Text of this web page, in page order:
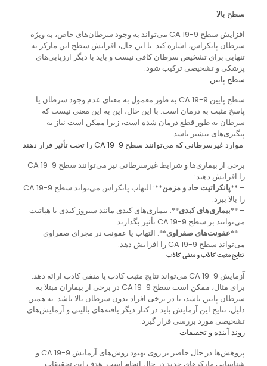
سطح بالا
افزایش سطح CA 19-9 می‌تواند به وجود سرطان‌های خاص، به ویژه
سرطان پانکراس، اشاره کند. با این حال، افزایش سطح این مارکر به
تنهایی برای تشخیص سرطان کافی نیست و باید با دیگر ارزیابی‌های
پزشکی و تشخیصی ترکیب شود.
سطح پایین
سطح پایین CA 19-9 به طور معمول به معنای عدم وجود سرطان یا
پاسخ مثبت به درمان است. با این حال، این به این معنی نیست که
سرطان به طور قطع درمان شده است، زیرا ممکن است نیاز به
پیگیری‌های بیشتر باشد.
موارد غیرسرطانی که می‌توانند سطح CA 19-9 را تحت تأثیر قرار دهند
برخی از بیماری‌ها و شرایط غیرسرطانی نیز می‌توانند سطح CA 19-9
را افزایش دهند:
– **پانکراتیت حاد و مزمن
**: التهاب پانکراس می‌تواند سطح CA 19-9
را بالا ببرد.
– **بیماری‌های کبدی**: بیماری‌های کبدی مانند سیروز کبدی یا هپاتیت
می‌توانند بر سطح CA 19-9 تأثیر بگذارند.
– **عفونت‌های صفراوی**: التهاب یا عفونت در مجرای صفراوی
می‌تواند سطح CA 19-9 را افزایش دهد.
نتایج مثبت کاذب و منفی کاذب
آزمایش CA 19-9 می‌تواند نتایج مثبت کاذب یا منفی کاذب ارائه دهد.
برای مثال، ممکن است سطح CA 19-9 در برخی از بیماران مبتلا به
سرطان پایین باشد، یا در برخی افراد بدون سرطان بالا باشد. به همین
دلیل، نتایج این آزمایش باید در کنار دیگر یافته‌های بالینی و آزمایش‌های
تشخیصی مورد بررسی قرار گیرد.
روند آینده و تحقیقات
پژوهش‌ها در حال حاضر بر روی بهبود روش‌های آزمایش CA 19-9 و